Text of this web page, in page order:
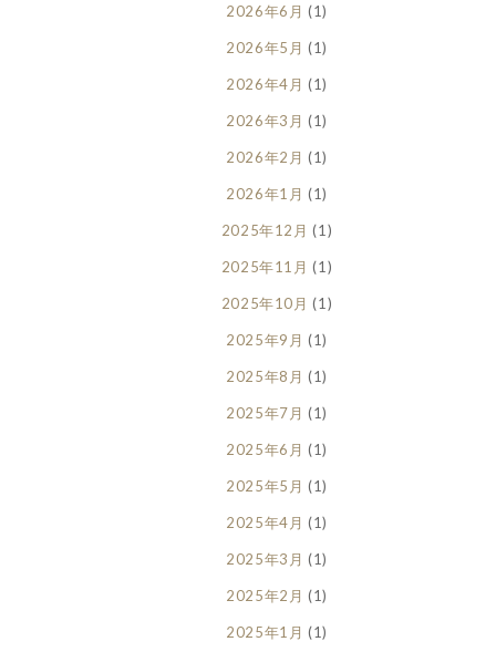
2026年6月 (1)
2026年5月 (1)
2026年4月 (1)
2026年3月 (1)
2026年2月 (1)
2026年1月 (1)
2025年12月 (1)
2025年11月 (1)
2025年10月 (1)
2025年9月 (1)
2025年8月 (1)
2025年7月 (1)
2025年6月 (1)
2025年5月 (1)
2025年4月 (1)
2025年3月 (1)
2025年2月 (1)
2025年1月 (1)